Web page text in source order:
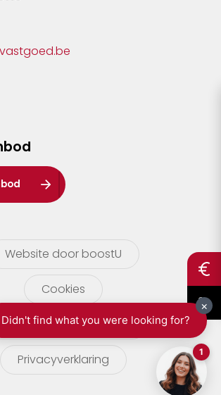
Website door boostU
Cookies
gebruikersvoorwaarden
Privacyverklaring